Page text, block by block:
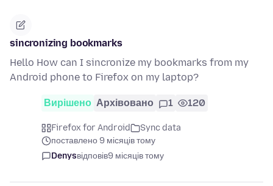
sincronizing bookmarks
Hello How can I sincronize my bookmarks from my
Android phone to Firefox on my laptop?
Вирішено Архівовано 1 120
Firefox for Android
Sync data
поставлено 9 місяців тому
Denysвідповів9 місяців тому